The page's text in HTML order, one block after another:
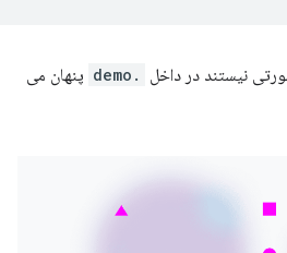
نیستند در داخل .demo
پنهان می